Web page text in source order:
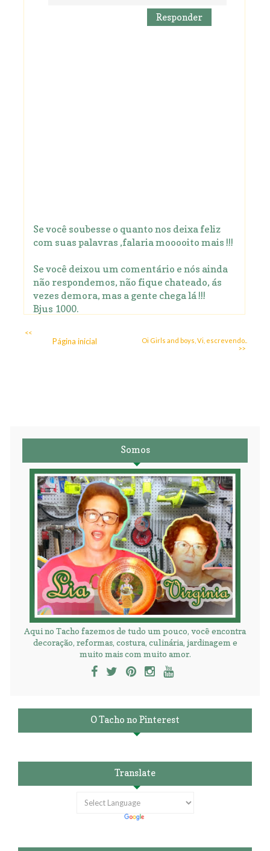
Responder
Se você soubesse o quanto nos deixa feliz
com suas palavras ,falaria mooooito mais !!!
Se você deixou um comentário e nós ainda
não respondemos, não fique chateado, ás
vezes demora, mas a gente chega lá !!!
Bjus 1000.
<<
Oi Girls and boys, Vi, escrevendo..
>>
Página inicial
Somos
Aqui no Tacho fazemos de tudo um pouco, você encontra
decoração, reformas, costura, culinária, jardinagem e
muito mais com muito amor.
O Tacho no Pinterest
Translate